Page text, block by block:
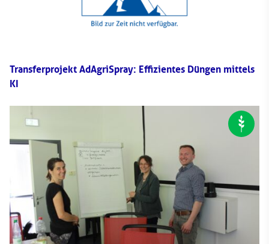
Transferprojekt AdAgriSpray: Effizientes Düngen mittels
KI